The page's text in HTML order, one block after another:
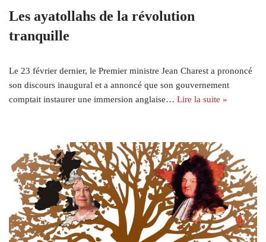
Les ayatollahs de la révolution
tranquille
Le 23 février dernier, le Premier ministre Jean Charest a prononcé
son discours inaugural et a annoncé que son gouvernement
comptait instaurer une immersion anglaise… Lire la suite »